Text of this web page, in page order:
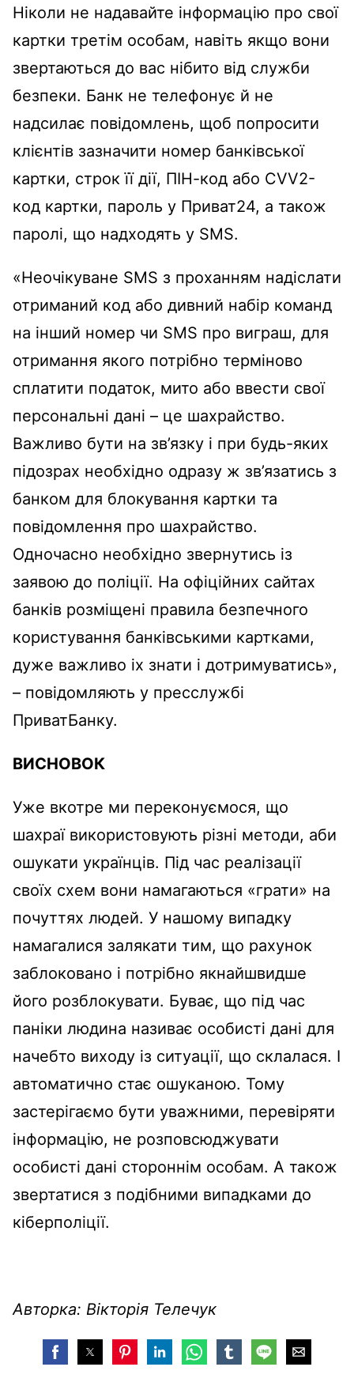
Ніколи не надавайте інформацію про свої
картки третім особам, навіть якщо вони
звертаються до вас нібито від служби
безпеки. Банк не телефонує й не
надсилає повідомлень, щоб попросити
клієнтів зазначити номер банківської
картки, строк її дії, ПІН-код або CVV2-
код картки, пароль у Приват24, а також
паролі, що надходять у SMS.
«Неочікуване SMS з проханням надіслати
отриманий код або дивний набір команд
на інший номер чи SMS про виграш, для
отримання якого потрібно терміново
сплатити податок, мито або ввести свої
персональні дані – це шахрайство.
Важливо бути на зв’язку і при будь-яких
підозрах необхідно одразу ж зв’язатись з
банком для блокування картки та
повідомлення про шахрайство.
Одночасно необхідно звернутись із
заявою до поліції. На офіційних сайтах
банків розміщені правила безпечного
користування банківськими картками,
дуже важливо іх знати і дотримуватись»,
– повідомляють у пресслужбі
ПриватБанку.
ВИСНОВОК
Уже вкотре ми переконуємося, що
шахраї використовують різні методи, аби
ошукати українців. Під час реалізації
своїх схем вони намагаються «грати» на
почуттях людей. У нашому випадку
намагалися залякати тим, що рахунок
заблоковано і потрібно якнайшвидше
його розблокувати. Буває, що під час
паніки людина називає особисті дані для
начебто виходу із ситуації, що склалася. І
автоматично стає ошуканою. Тому
застерігаємо бути уважними, перевіряти
інформацію, не розповсюджувати
особисті дані стороннім особам. А також
звертатися з подібними випадками до
кіберполіції.
Авторка: Вікторія Телечук